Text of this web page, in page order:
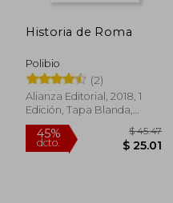
45%
dcto. $ 22.18
Historia de Roma
Polibio
(2)
Alianza Editorial, 2018, 1
Edición, Tapa Blanda,
Nuevo